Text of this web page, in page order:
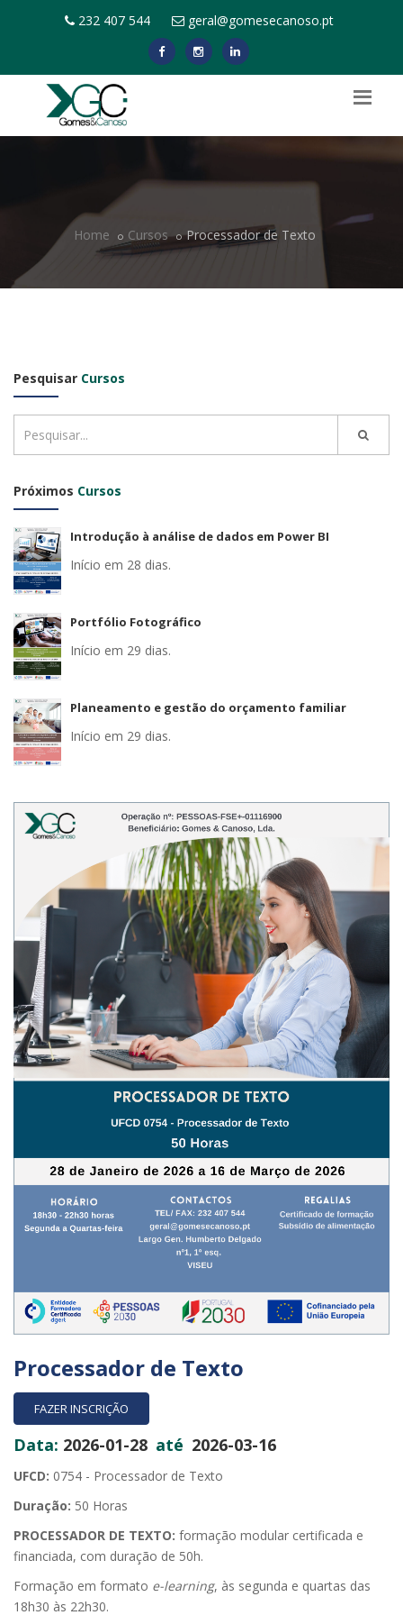
232 407 544 geral@gomesecanoso.pt
Home Cursos Processador de Texto
Pesquisar Cursos
Próximos Cursos
Introdução à análise de dados em Power BI
Início em 28 dias.
Portfólio Fotográfico
Início em 29 dias.
Planeamento e gestão do orçamento familiar
Início em 29 dias.
Processador de Texto
FAZER INSCRIÇÃO
Data: 2026-01-28 até 2026-03-16
UFCD: 0754 - Processador de Texto
Duração: 50 Horas
PROCESSADOR DE TEXTO: formação modular certificada e
financiada, com duração de 50h.
Formação em formato e-learning, às segunda e quartas das
18h30 às 22h30.